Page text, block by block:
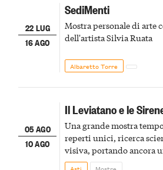
22 LUG
16 AGO
SediMenti
Mostra personale di arte
dell'artista Silvia Ruata
Albaretto Torre
05 AGO
10 AGO
Il Leviatano e le
Una grande mostra
reperti unici, ricerca
visiva, portando ancora
della scena le meraviglie